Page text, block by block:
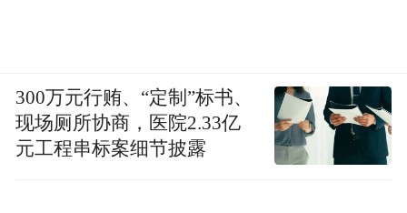
300万元行贿、“定制”标书、
现场厕所协商，医院2.33亿
元工程串标案细节披露